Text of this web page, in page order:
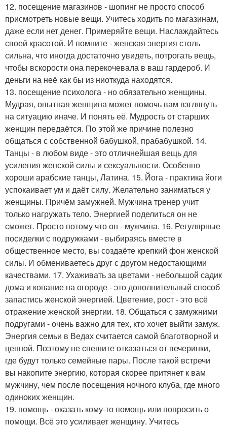
12. посещение магазинов - шопинг не просто способ
присмотреть новые вещи. Учитесь ходить по магазинам,
даже если нет денег. Примеряйте вещи. Наслаждайтесь
своей красотой. И помните - женская энергия столь
сильна, что иногда достаточно увидеть, потрогать вещь,
чтобы вскорости она перекочевала в ваш гардероб. И
деньги на неё как бы из ниоткуда находятся.
13. посещение психолога - но обязательно женщины.
Мудрая, опытная женщина может помочь вам взглянуть
на ситуацию иначе. И понять её. Мудрость от старших
женщин передаётся. По этой же причине полезно
общаться с собственной бабушкой, прабабушкой. 14.
Танцы - в любом виде - это отличнейшая вещь для
усиления женской силы и сексуальности. Особенно
хороши арабские танцы, Латина. 15. Йога - практика йоги
успокаивает ум и даёт силу. Желательно заниматься у
женщины. Причём замужней. Мужчина тренер учит
только нагружать тело. Энергией поделиться он не
сможет. Просто потому что он - мужчина. 16. Регулярные
посиделки с подружками - выбираясь вместе в
общественное место, вы создаёте крепкий фон женской
силы. И обмениваетесь друг с другом недостающими
качествами. 17. Ухаживать за цветами - небольшой садик
дома и копание на огороде - это дополнительный способ
запастись женской энергией. Цветение, рост - это всё
отражение женской энергии. 18. Общаться с замужними
подругами - очень важно для тех, кто хочет выйти замуж.
Энергия семьи в Ведах считается самой благотворной и
ценной. Поэтому не спешите отказаться от вечеринки,
где будут только семейные пары. После такой встречи
вы накопите энергию, которая скорее притянет к вам
мужчину, чем после посещения ночного клуба, где много
одиноких женщин.
19. помощь - оказать кому-то помощь или попросить о
помощи. Всё это усиливает женщину. Учитесь